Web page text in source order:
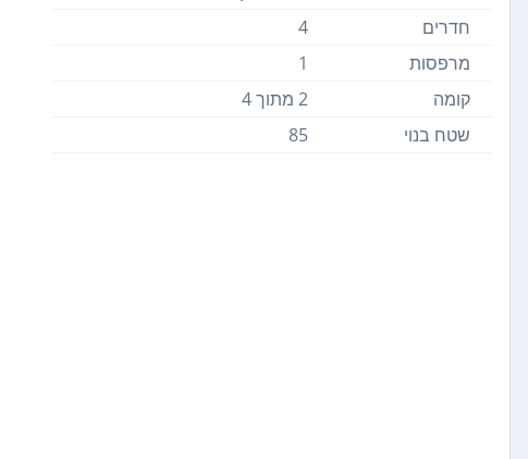
חדרים
4
מרפסות
1
קומה
2 מתוך 4
שטח בנוי
85